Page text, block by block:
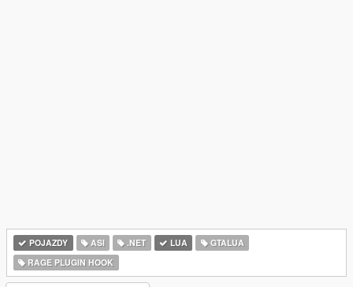
POJAZDY ASI .NET LUA
GTALUA
RAGE PLUGIN HOOK